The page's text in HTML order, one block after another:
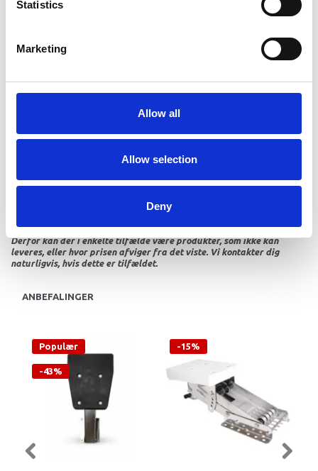
Statistics
Marketing
Allow all
Allow selection
Deny
Vi oplever i øjeblikket store og hyppige prisændringer i markedet.
Derfor kan der i enkelte tilfælde være produkter, som ikke kan
leveres, eller hvor prisen afviger fra det viste. Vi kontakter dig
naturligvis, hvis dette er tilfældet.
ANBEFALINGER
Populær
-43%
-15%